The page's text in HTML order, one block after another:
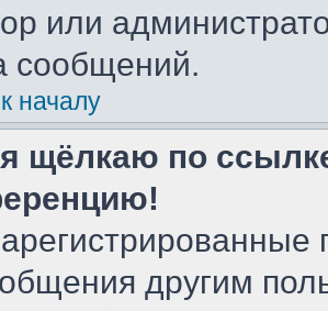
или
сообщений.
началу
щёлкаю по
другим